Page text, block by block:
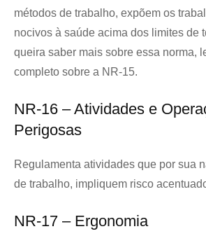
métodos de trabalho, expõem os
nocivos à saúde acima dos limites de
queira saber mais sobre essa norma,
completo sobre a NR-15.
NR-16 – Atividades e
Perigosas
Regulamenta atividades que por sua
de trabalho, impliquem risco
NR-17 – Ergonomia